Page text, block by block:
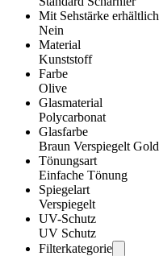
Mit Sehstärke erhältlich
Nein
Material
Kunststoff
Farbe
Olive
Glasmaterial
Polycarbonat
Glasfarbe
Braun Verspiegelt Gold
Tönungsart
Einfache Tönung
Spiegelart
Verspiegelt
UV-Schutz
UV Schutz
Filterkategorie